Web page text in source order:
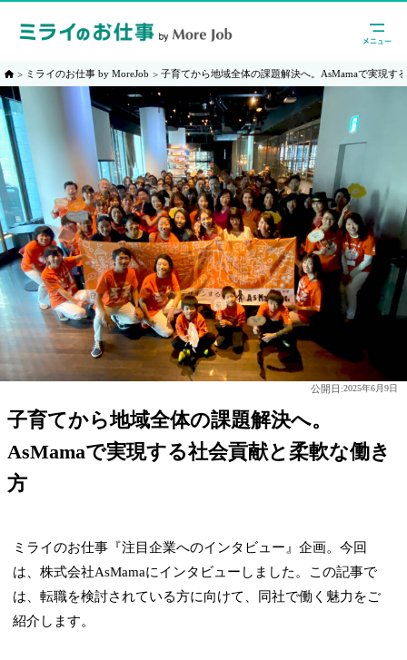
ミライのお仕事 by MoreJob 子育てから地域全体の課題解決へ。AsMamaで実現す
公開日:2025年6月9日
子育てから地域全体の課題解決へ。
AsMamaで実現する社会貢献と柔軟な働き
方
ミライのお仕事『注目企業へのインタビュー』企画。今回
は、株式会社AsMamaにインタビューしました。この記事で
は、転職を検討されている方に向けて、同社で働く魅力をご
紹介します。